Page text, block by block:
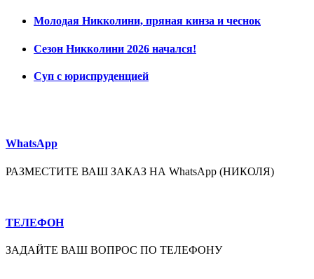
Молодая Никколини, пряная кинза и чеснок
Сезон Никколини 2026 начался!
Суп с юриспруденцией
WhatsApp
РАЗМЕСТИТЕ ВАШ ЗАКАЗ НА WhatsApp (НИКОЛЯ)
ТЕЛЕФОН
ЗАДАЙТЕ ВАШ ВОПРОС ПО ТЕЛЕФОНУ